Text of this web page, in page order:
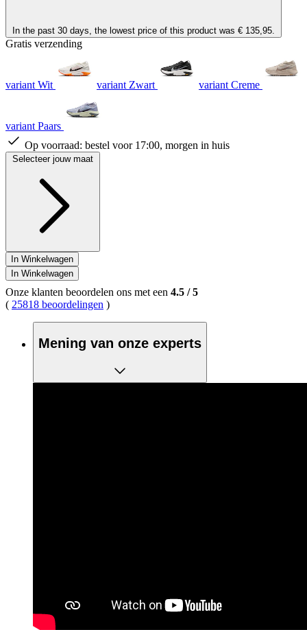
In the past 30 days, the lowest price of this product was € 135,95.
Gratis verzending
variant Wit variant Zwart variant Creme
variant Paars
Op voorraad: bestel voor 17:00, morgen in huis
Selecteer jouw maat
In Winkelwagen
In Winkelwagen
Onze klanten beoordelen ons met een 4.5 /5
( 25818 beoordelingen )
Mening van onze experts